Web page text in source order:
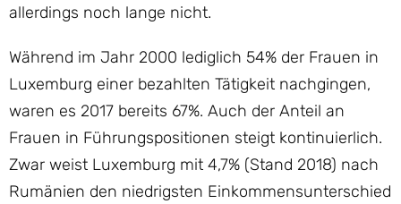
allerdings noch lange nicht.
Während im Jahr 2000 lediglich 54% der Frauen in
Luxemburg einer bezahlten Tätigkeit nachgingen,
waren es 2017 bereits 67%. Auch der Anteil an
Frauen in Führungspositionen steigt kontinuierlich.
Zwar weist Luxemburg mit 4,7% (Stand 2018) nach
Rumänien den niedrigsten Einkommensunterschied